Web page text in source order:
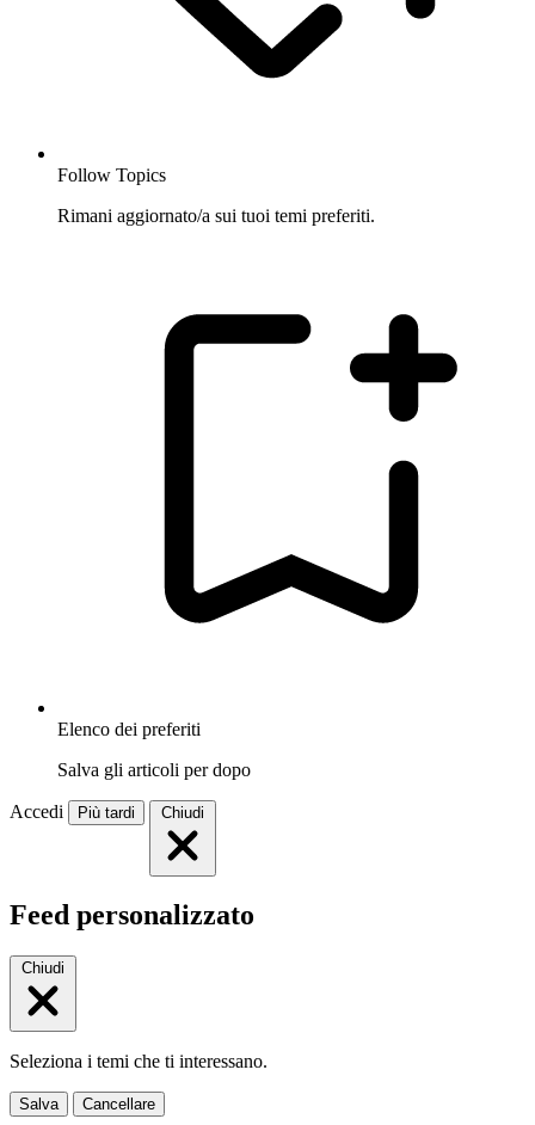
Follow Topics
Rimani aggiornato/a sui tuoi temi preferiti.
Elenco dei preferiti
Salva gli articoli per dopo
Accedi Più tardi Chiudi
Feed personalizzato
Chiudi
Seleziona i temi che ti interessano.
Salva Cancellare